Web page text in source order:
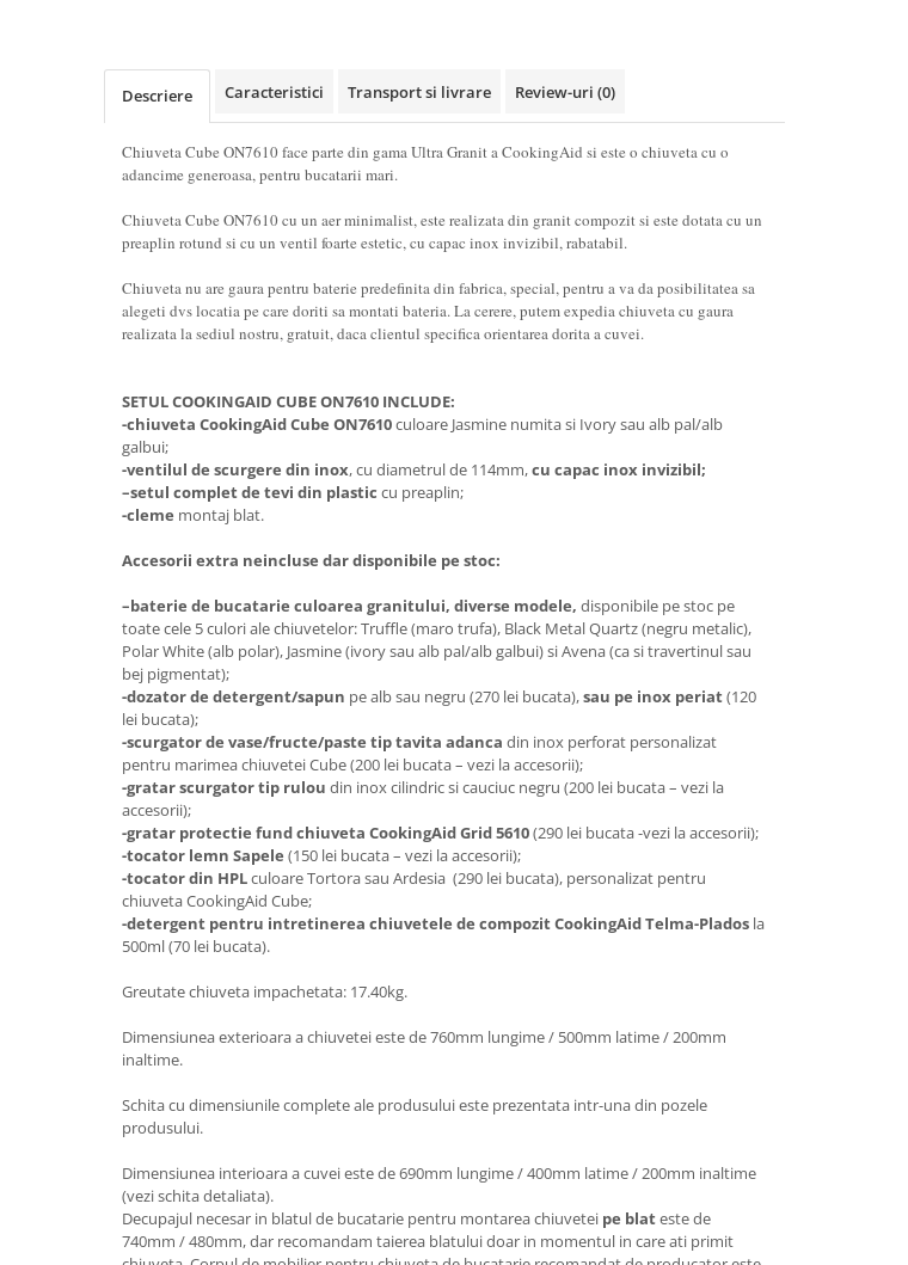
Descriere Caracteristici Transport si livrare Review-uri (0)
Chiuveta Cube ON7610 face parte din gama Ultra Granit a CookingAid si este o chiuveta cu o
adancime generoasa, pentru bucatarii mari.
Chiuveta Cube ON7610 cu un aer minimalist, este realizata din granit compozit si este dotata cu un
preaplin rotund si cu un ventil foarte estetic, cu capac inox invizibil, rabatabil.
Chiuveta nu are gaura pentru baterie predefinita din fabrica, special, pentru a va da posibilitatea sa
alegeti dvs locatia pe care doriti sa montati bateria. La cerere, putem expedia chiuveta cu gaura
realizata la sediul nostru, gratuit, daca clientul specifica orientarea dorita a cuvei.
SETULCOOKINGAID CUBE ON7610 INCLUDE:
-chiuveta CookingAid Cube ON7610culoare Jasmine numita si Ivory sau alb pal/alb
galbui;
-ventilul de scurgere din inox, cu diametrul de 114mm,cu capac inox invizibil;
–setul complet de tevi din plastic cu preaplin;
-cleme montaj blat.
Accesorii extra neincluse dar disponibile pe stoc:
–baterie de bucatarie culoarea granitului, diverse modele, disponibile pe stoc pe
toate cele 5 culori ale chiuvetelor: Truffle (maro trufa), Black Metal Quartz (negru metalic),
Polar White (alb polar), Jasmine (ivory sau alb pal/alb galbui) si Avena (ca si travertinul sau
bej pigmentat);
-dozator de detergent/sapun pe alb sau negru (270 lei bucata),sau pe inox periat(120
lei bucata);
-scurgator de vase/fructe/paste tip tavita adanca din inox perforat personalizat
pentru marimea chiuvetei Cube (200 lei bucata – vezi la accesorii);
-gratar scurgator tip rulou din inox cilindric si cauciuc negru (200 lei bucata – vezi la
accesorii);
-gratar protectie fund chiuveta CookingAid Grid 5610(290 lei bucata -vezi la accesorii);
-tocator lemn Sapele (150 lei bucata – vezi la accesorii);
-tocator din HPLculoare Tortora sau Ardesia (290 lei bucata), personalizat pentru
chiuveta CookingAid Cube;
-detergent pentru intretinerea chiuvetele de compozit CookingAid Telma-Plados la
500ml (70 lei bucata).
Greutate chiuveta impachetata: 17.40kg.
Dimensiunea exterioara a chiuvetei este de 760mm lungime / 500mm latime / 200mm
inaltime.
Schita cu dimensiunile complete ale produsului este prezentata intr-una din pozele
produsului.
Dimensiunea interioara a cuvei este de 690mm lungime / 400mm latime / 200mm inaltime
(vezi schita detaliata).
Decupajul necesar in blatul de bucatarie pentru montarea chiuvetei pe blateste de
740mm / 480mm, dar recomandam taierea blatului doar in momentul in care ati primit